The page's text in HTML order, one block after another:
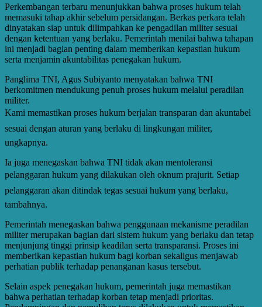
Perkembangan terbaru menunjukkan bahwa proses hukum telah
memasuki tahap akhir sebelum persidangan. Berkas perkara telah
dinyatakan siap untuk dilimpahkan ke pengadilan militer sesuai
dengan ketentuan yang berlaku. Pemerintah menilai bahwa tahapan
ini menjadi bagian penting dalam memberikan kepastian hukum
serta menjamin akuntabilitas penegakan hukum.
Panglima TNI, Agus Subiyanto menyatakan bahwa TNI
berkomitmen mendukung penuh proses hukum melalui peradilan
militer.
Kami memastikan proses hukum berjalan transparan dan akuntabel
sesuai dengan aturan yang berlaku di lingkungan militer,
ungkapnya.
Ia juga menegaskan bahwa TNI tidak akan mentoleransi
pelanggaran hukum yang dilakukan oleh oknum prajurit. Setiap
pelanggaran akan ditindak tegas sesuai hukum yang berlaku,
tambahnya.
Pemerintah menegaskan bahwa penggunaan mekanisme peradilan
militer merupakan bagian dari sistem hukum yang berlaku dan tetap
menjunjung tinggi prinsip keadilan serta transparansi. Proses ini
memberikan kepastian hukum bagi korban sekaligus menjawab
perhatian publik terhadap penanganan kasus tersebut.
Selain aspek penegakan hukum, pemerintah juga memastikan
bahwa perhatian terhadap korban tetap menjadi prioritas.